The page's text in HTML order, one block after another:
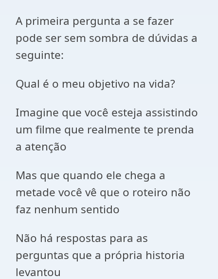
A primeira pergunta a se fazer
pode ser sem sombra de dúvidas a
seguinte:
Qual é o meu objetivo na vida?
Imagine que você esteja assistindo
um filme que realmente te prenda
a atenção
Mas que quando ele chega a
metade você vê que o roteiro não
faz nenhum sentido
Não há respostas para as
perguntas que a própria historia
levantou